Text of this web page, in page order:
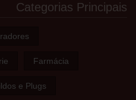
Categorias Principais
Farmácia
e Plugs